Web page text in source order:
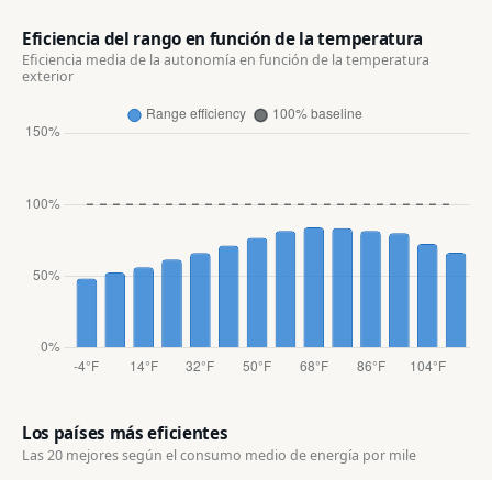
Eficiencia del rango en función de la temperatura
Eficiencia media de la autonomía en función de la temperatura
exterior
Los países más eficientes
Las 20 mejores según el consumo medio de energía por mile